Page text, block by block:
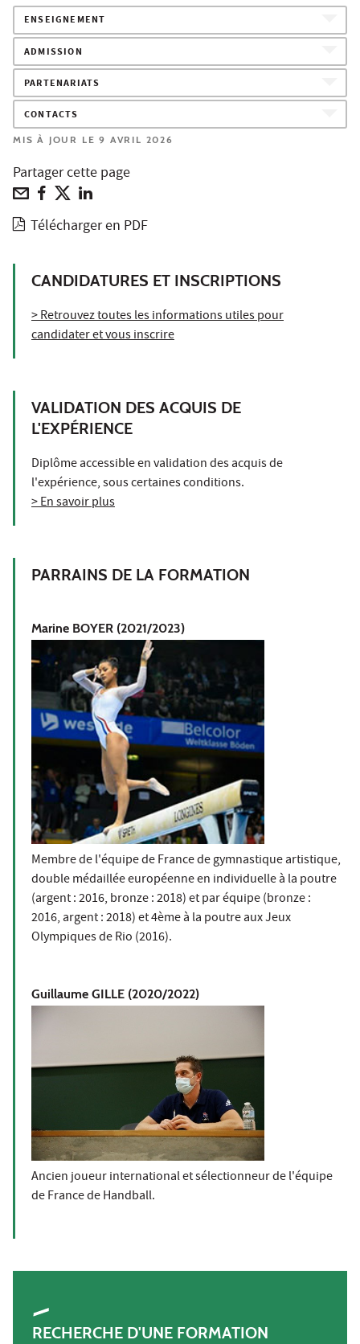
ENSEIGNEMENT
ADMISSION
PARTENARIATS
CONTACTS
MIS À JOUR LE 9 AVRIL 2026
Partager cette page
Télécharger en PDF
CANDIDATURES ET INSCRIPTIONS
> Retrouvez toutes les informations utiles pour
candidater et vous inscrire
VALIDATION DES ACQUIS DE
L'EXPÉRIENCE
Diplôme accessible en validation des acquis de
l'expérience, sous certaines conditions.
> En savoir plus
PARRAINS DE LA FORMATION
Marine BOYER (2021/2023)
Membre de l'équipe de France de gymnastique artistique,
double médaillée européenne en individuelle à la poutre
(argent : 2016, bronze : 2018) et par équipe (bronze :
2016, argent : 2018) et 4ème à la poutre aux Jeux
Olympiques de Rio (2016).
Guillaume GILLE (2020/2022)
Ancien joueur international et sélectionneur de l'équipe
de France de Handball.
RECHERCHE D'UNE FORMATION